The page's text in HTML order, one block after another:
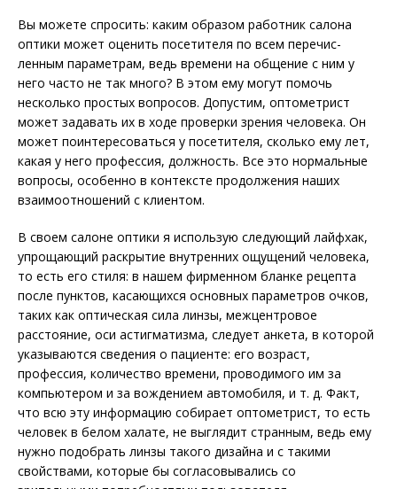
Вы можете спросить: каким образом работник салона
оптики может оценить посетителя по всем перечис­
ленным параметрам, ведь времени на общение с ним у
него часто не так много? В этом ему могут помочь
несколько простых вопросов. Допустим, оптометрист
может задавать их в ходе проверки зрения человека. Он
может поинтересоваться у посетителя, сколько ему лет,
какая у него профессия, должность. Все это нормальные
вопросы, особенно в контексте продолжения наших
взаимоотношений с клиентом.
В своем салоне оптики я использую следующий лайфхак,
упрощающий раскрытие внутренних ощущений человека,
то есть его стиля: в нашем фирменном бланке рецепта
после пунктов, касающихся основных параметров очков,
таких как оптическая сила линзы, межцентровое
расстояние, оси астигматизма, следует анкета, в которой
указываются сведения о пациенте: его возраст,
профессия, количество времени, проводимого им за
компьютером и за вождением автомобиля, и т. д. Факт,
что всю эту информацию собирает оптометрист, то есть
человек в белом халате, не выглядит странным, ведь ему
нужно подобрать линзы такого дизайна и с такими
свойствами, которые бы согласовывались со